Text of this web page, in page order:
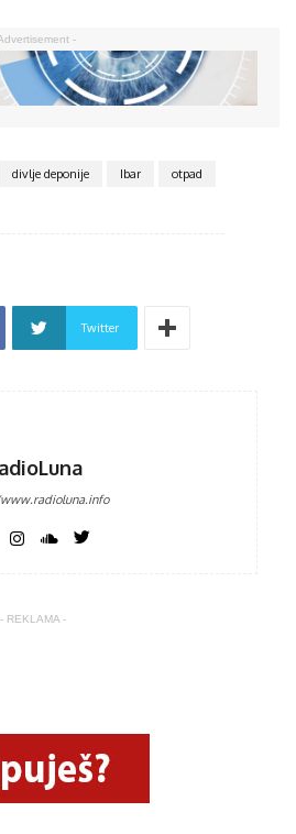
-
divlje deponije Ibar
otpad
Twitter
- REKLAMA -